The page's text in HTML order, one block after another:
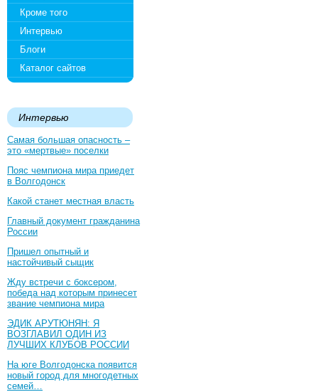
Кроме того
Интервью
Блоги
Каталог сайтов
Интервью
Самая большая опасность –
это «мертвые» поселки
Пояс чемпиона мира приедет
в Волгодонск
Какой станет местная власть
Главный документ гражданина
России
Пришел опытный и
настойчивый сыщик
Жду встречи с боксером,
победа над которым принесет
звание чемпиона мира
ЭДИК АРУТЮНЯН: Я
ВОЗГЛАВИЛ ОДИН ИЗ
ЛУЧШИХ КЛУБОВ РОССИИ
На юге Волгодонска появится
новый город для многодетных
семей…